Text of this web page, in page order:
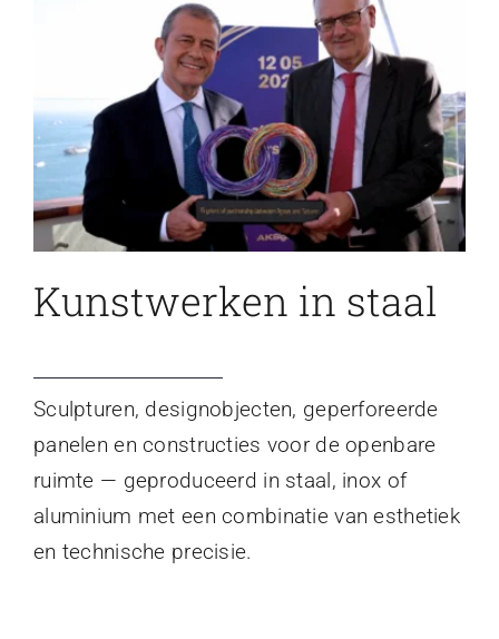
Kunstwerken in staal
Sculpturen, designobjecten, geperforeerde
panelen en constructies voor de openbare
ruimte — geproduceerd in staal, inox of
aluminium met een combinatie van esthetiek
en technische precisie.